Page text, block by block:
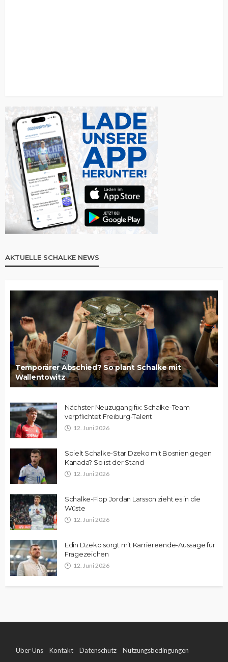
AKTUELLE SCHALKE NEWS
Temporärer Abschied? So plant Schalke mit
Wallentowitz
Nächster Neuzugang fix: Schalke-Team
verpflichtet Freiburg-Talent
12. Juni 2026
Spielt Schalke-Star Dzeko mit Bosnien gegen
Kanada? So ist der Stand
12. Juni 2026
Schalke-Flop Jordan Larsson zieht es in die
Wüste
12. Juni 2026
Edin Dzeko sorgt mit Karriereende-Aussage für
Fragezeichen
12. Juni 2026
Über Uns Kontakt Datenschutz Nutzungsbedingungen